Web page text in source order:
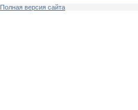
Полная версия сайта